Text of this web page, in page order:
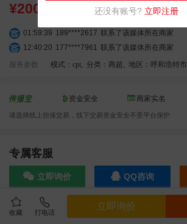
收藏 打电话
立即询价
¥200000.00
01:59:39 189****2617 联系了该媒体所在商家
12:40:20 177****7961 联系了该媒体所在商家
04:12:36 181****8167
联系了该媒体所在商家
10:08:47 155****5272 联系了该媒体所在商家
04:09:07
11:44:28 130****3379 联系了该媒体所在商家
08:36:41 191****0991
联系了该媒体所在商家
186****8762 联系了该媒体所在商家
06:11:20
联系了该媒体所在商家
服务参数 模式：cpt, 分类：商超 , 地区：呼和浩特市
资金安全 商家实名
请选择线上担保交易，线下交易资金安全不受平台保护
专属客服
立即询价 QQ咨询
效果截图
还没有账号? 立即注册